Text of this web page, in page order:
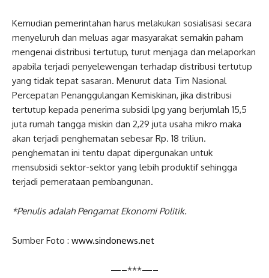
Kemudian pemerintahan harus melakukan sosialisasi secara
menyeluruh dan meluas agar masyarakat semakin paham
mengenai distribusi tertutup, turut menjaga dan melaporkan
apabila terjadi penyelewengan terhadap distribusi tertutup
yang tidak tepat sasaran. Menurut data Tim Nasional
Percepatan Penanggulangan Kemiskinan, jika distribusi
tertutup kepada penerima subsidi lpg yang berjumlah 15,5
juta rumah tangga miskin dan 2,29 juta usaha mikro maka
akan terjadi penghematan sebesar Rp. 18 triliun.
penghematan ini tentu dapat dipergunakan untuk
mensubsidi sektor-sektor yang lebih produktif sehingga
terjadi pemerataan pembangunan.
*Penulis adalah Pengamat Ekonomi Politik.
Sumber Foto : www.sindonews.net
—–***—–